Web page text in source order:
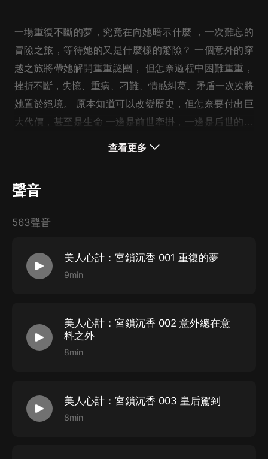
一場重復不斷的夢，究竟在向她暗示什麼 ，一次難忘的
冒險之旅，等待她的又是什麼樣的驚險？ 一個意外的穿
越之旅將帶她解開重重謎團， 但怎奈過程中困難重重，
挫折不斷，失憶、重病、刁難、情感糾葛、矛盾一次次將
她置於絕境。 原本知道可以改變歷史，但怎奈要付出巨
大代價，甚至是生命 一邊是前世牽掛，一邊是后世的責
查看更多
聲音
563聲音
美人心計：宮鎖沉香 001 重復的夢
9min
美人心計：宮鎖沉香 002 意外總在意
料之外
8min
美人心計：宮鎖沉香 003 皇后駕到
8min